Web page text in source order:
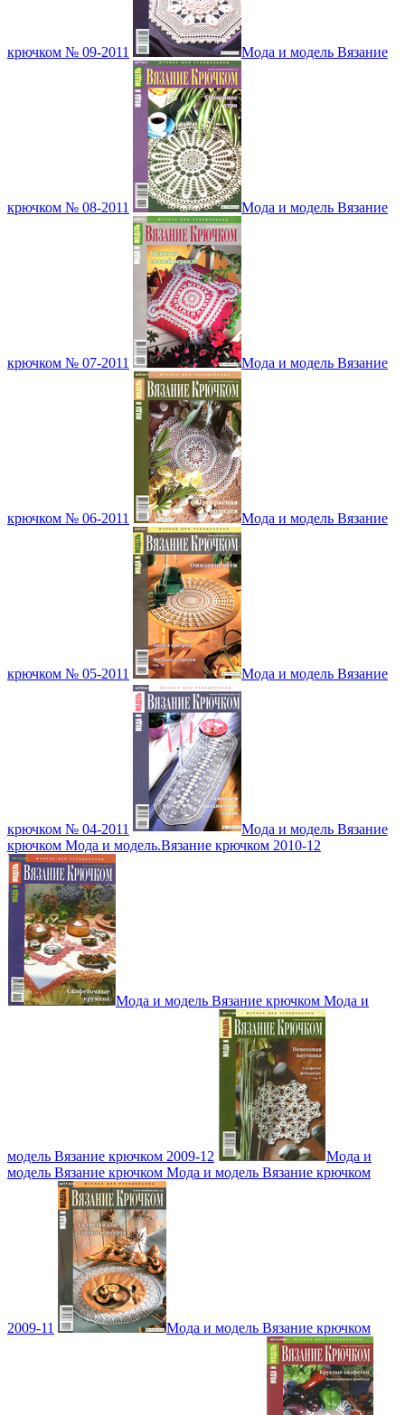
крючком № 09-2011 Мода и модель Вязание
крючком № 08-2011 Мода и модель Вязание
крючком № 07-2011 Мода и модель Вязание
крючком № 06-2011 Мода и модель Вязание
крючком № 05-2011 Мода и модель Вязание
крючком № 04-2011
Мода и модель Вязание
крючком Мода и модель.Вязание крючком 2010-12
Мода и модель Вязание крючком Мода и
модель Вязание крючком 2009-12
Мода и
модель Вязание крючком Мода и модель Вязание крючком
2009-11 Мода и модель Вязание крючком